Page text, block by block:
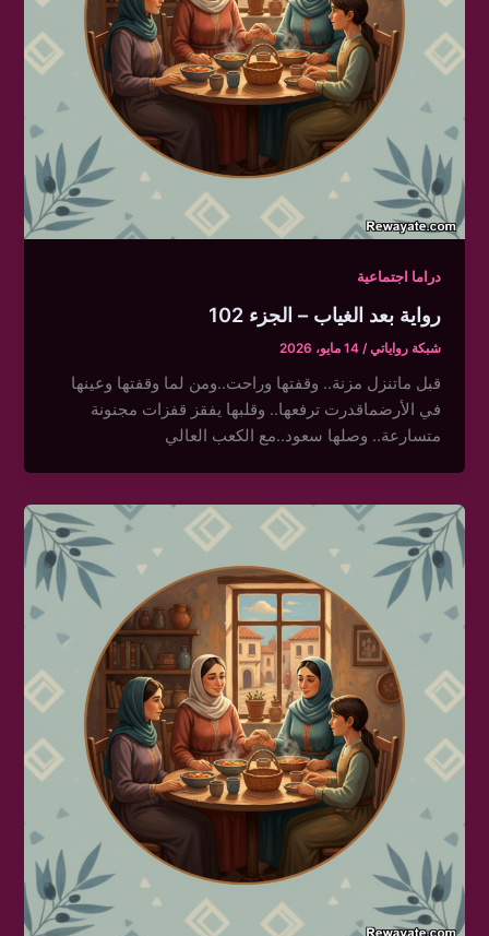
دراما اجتماعية
رواية بعد الغياب – الجزء 102
شبكة رواياتي/14 مايو، 2026
قبل ماتنزل مزنة.. وقفتها وراحت..ومن لما وقفتها وعينها
في الأرضماقدرت ترفعها.. وقلبها يفقز قفزات مجنونة
متسارعة.. وصلها سعود..مع الكعب العالي